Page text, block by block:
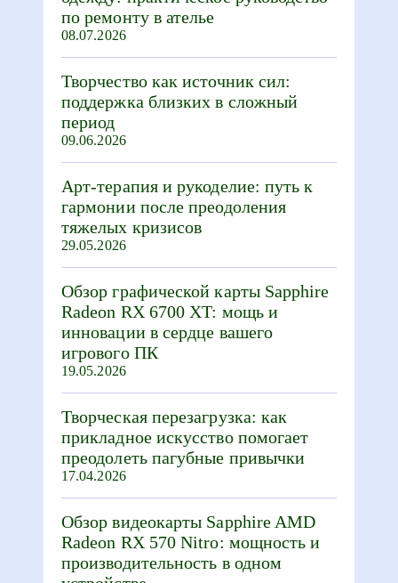
по ремонту в ателье
08.07.2026
Творчество как источник сил:
поддержка близких в сложный
период
09.06.2026
Арт-терапия и рукоделие: путь к
гармонии после преодоления
тяжелых кризисов
29.05.2026
Обзор графической карты Sapphire
Radeon RX 6700 XT: мощь и
инновации в сердце вашего
игрового ПК
19.05.2026
Творческая перезагрузка: как
прикладное искусство помогает
преодолеть пагубные привычки
17.04.2026
Обзор видеокарты Sapphire AMD
Radeon RX 570 Nitro: мощность и
производительность в одном